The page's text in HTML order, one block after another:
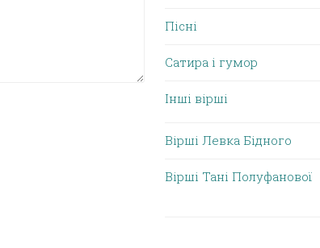
Пісні
Сатира і гумор
Інші вірші
Вірші Левка Бідного
Вірші Тані Полуфанової